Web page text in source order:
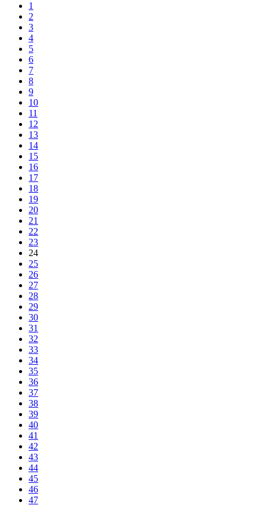
1
2
3
4
5
6
7
8
9
10
11
12
13
14
15
16
17
18
19
20
21
22
23
24
25
26
27
28
29
30
31
32
33
34
35
36
37
38
39
40
41
42
43
44
45
46
47